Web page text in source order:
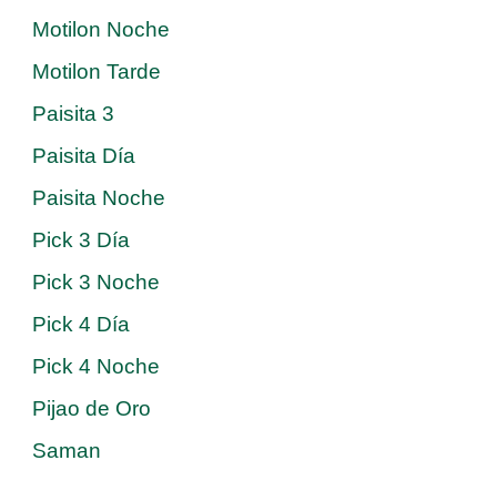
Motilon Noche
Motilon Tarde
Paisita 3
Paisita Día
Paisita Noche
Pick 3 Día
Pick 3 Noche
Pick 4 Día
Pick 4 Noche
Pijao de Oro
Saman